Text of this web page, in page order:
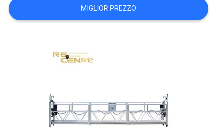
DEL
SITO
PRIVACY
MIGLIOR PREZZO